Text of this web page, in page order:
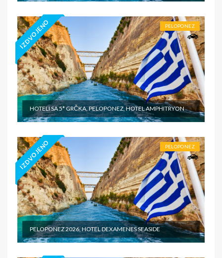
IZDVOJENO PELOPONEZ
HOTELI SA 5* GRČKA, PELOPONEZ, HOTEL AMPHITRYON
IZDVOJENO PELOPONEZ
PELOPONEZ 2026, HOTEL DEXAMENES SEASIDE